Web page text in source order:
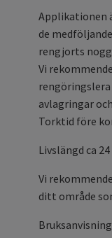
Applikationen
de
rengjorts
Vi
avlagringar
Torktid före
Livslängd ca
Vi
ditt område